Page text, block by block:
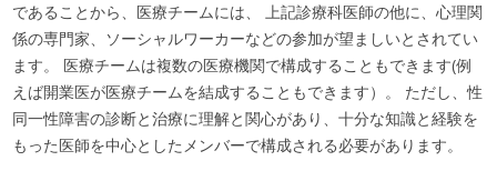
であることから、医療チームには、 上記診療科医師の他に、心理関
係の専門家、ソーシャルワーカーなどの参加が望ましいとされてい
ます。 医療チームは複数の医療機関で構成することもできます(例
えば開業医が医療チームを結成することもできます）。 ただし、性
同一性障害の診断と治療に理解と関心があり、十分な知識と経験を
もった医師を中心としたメンバーで構成される必要があります。